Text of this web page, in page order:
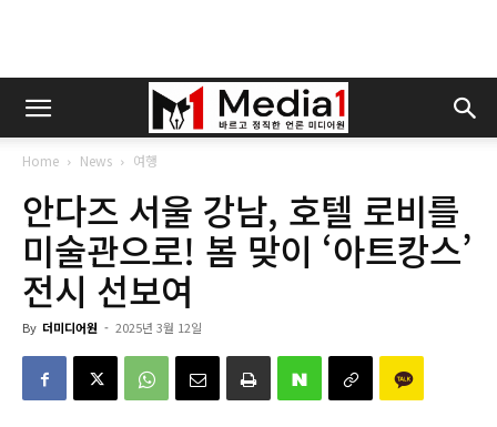
Home News 여행
안다즈 서울 강남, 호텔 로비를
미술관으로! 봄 맞이 ‘아트캉스’
전시 선보여
By 더미디어원 - 2025년 3월 12일